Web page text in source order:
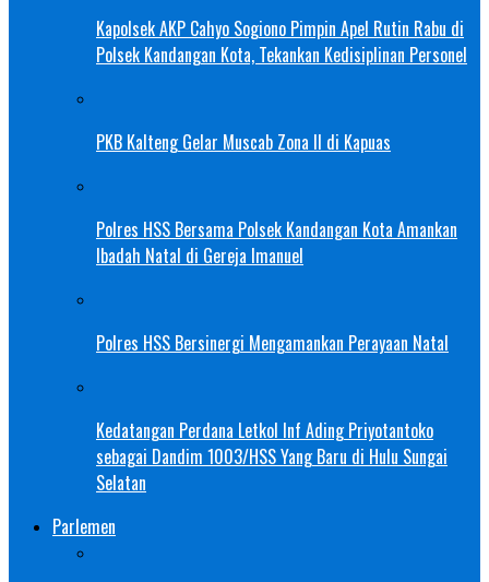
Kapolsek AKP Cahyo Sogiono Pimpin Apel Rutin Rabu di
Polsek Kandangan Kota, Tekankan Kedisiplinan Personel
PKB Kalteng Gelar Muscab Zona II di Kapuas
Polres HSS Bersama Polsek Kandangan Kota Amankan
Ibadah Natal di Gereja Imanuel
Polres HSS Bersinergi Mengamankan Perayaan Natal
Kedatangan Perdana Letkol Inf Ading Priyotantoko
sebagai Dandim 1003/HSS Yang Baru di Hulu Sungai
Selatan
Parlemen